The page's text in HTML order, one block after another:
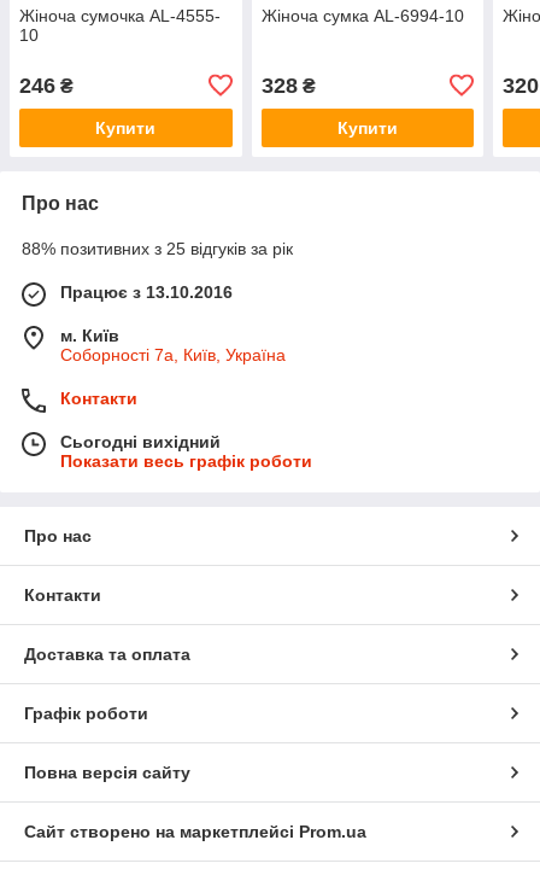
Жіноча сумочка AL-4555-
10
246 ₴
Купити
Жіноча сумка AL-6994-10
328₴
Купити
320
Про нас
88% позитивних з 25 відгуків за рік
Працює з 13.10.2016
м. Київ
Соборності 7а, Київ, Україна
Контакти
Сьогодні вихідний
Показати весь графік роботи
Про нас
Контакти
Доставка та оплата
Графік роботи
Повна версія сайту
Сайт створено на маркетплейсі Prom.ua